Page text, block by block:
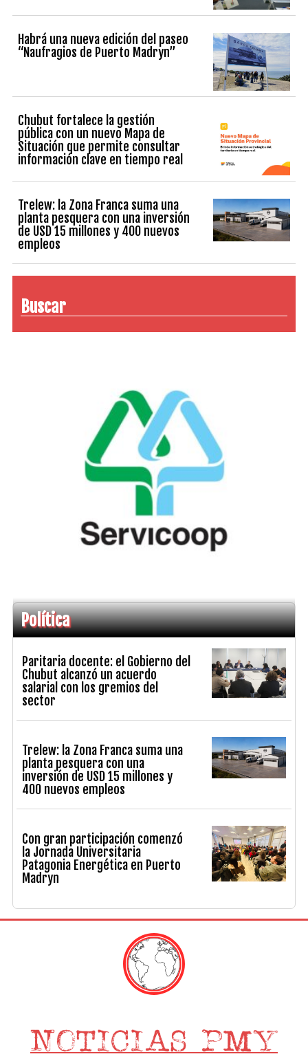
Habrá una nueva edición del paseo
“Naufragios de Puerto Madryn”
Chubut fortalece la gestión
pública con un nuevo Mapa de
Situación que permite consultar
información clave en tiempo real
Trelew: la Zona Franca suma una
planta pesquera con una inversión
de USD 15 millones y 400 nuevos
empleos
Buscar
Política
Paritaria docente: el Gobierno del
Chubut alcanzó un acuerdo
salarial con los gremios del
sector
Trelew: la Zona Franca suma una
planta pesquera con una
inversión de USD 15 millones y
400 nuevos empleos
Con gran participación comenzó
la Jornada Universitaria
Patagonia Energética en Puerto
Madryn